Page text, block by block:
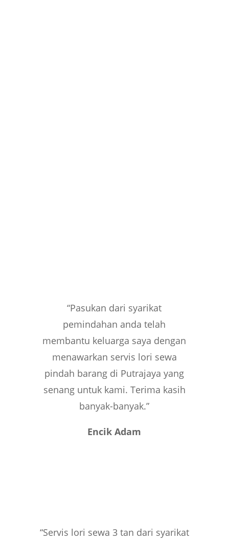
“Pasukan dari syarikat
pemindahan anda telah
membantu keluarga saya dengan
menawarkan servis lori sewa
pindah barang di Putrajaya yang
senang untuk kami. Terima kasih
banyak-banyak.”
Encik Adam
“Servis lori sewa 3 tan dari syarikat